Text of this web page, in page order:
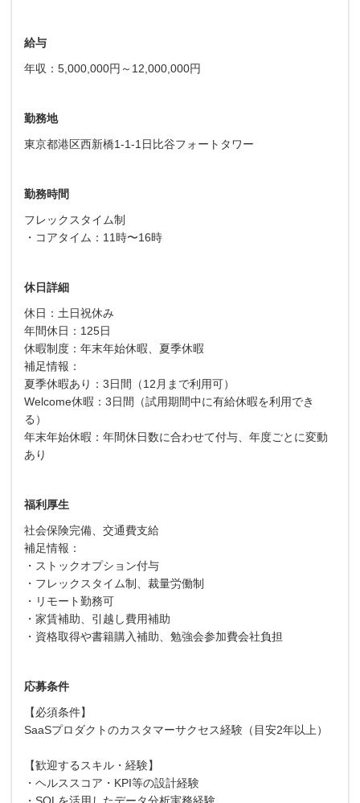
給与
年収：5,000,000円～12,000,000円
勤務地
東京都港区西新橋1-1-1日比谷フォートタワー
勤務時間
フレックスタイム制
・コアタイム：11時〜16時
休日詳細
休日：土日祝休み
年間休日：125日
休暇制度：年末年始休暇、夏季休暇
補足情報：
夏季休暇あり：3日間（12月まで利用可）
Welcome休暇：3日間（試用期間中に有給休暇を利用でき
る）
年末年始休暇：年間休日数に合わせて付与、年度ごとに変動
あり
福利厚生
社会保険完備、交通費支給
補足情報：
・ストックオプション付与
・フレックスタイム制、裁量労働制
・リモート勤務可
・家賃補助、引越し費用補助
・資格取得や書籍購入補助、勉強会参加費会社負担
応募条件
【必須条件】
SaaSプロダクトのカスタマーサクセス経験（目安2年以上）
【歓迎するスキル・経験】
・ヘルススコア・KPI等の設計経験
・SQLを活用したデータ分析実務経験